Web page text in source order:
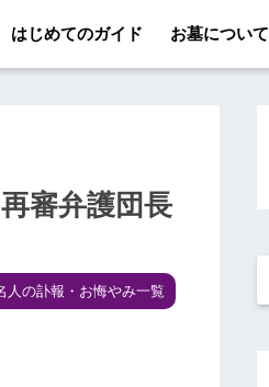
はじめてのガイド お墓について
審弁護団長
人の訃報・お悔やみ一覧